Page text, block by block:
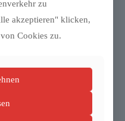
zu
akzeptieren" klicken,
Cookies zu.